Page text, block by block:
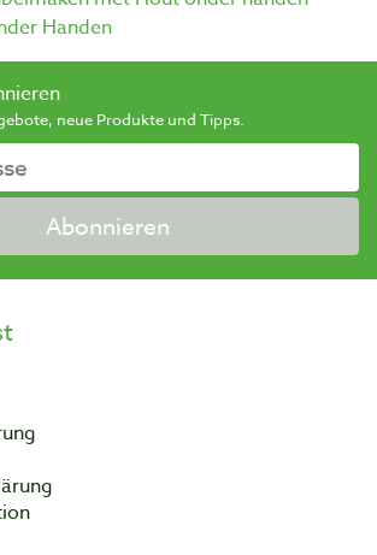
Handen
neue Produkte und Tipps.
Abonnieren